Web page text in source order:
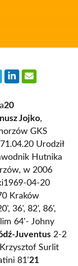
20
Jojko,
GKS
Urodził
Hutnika
w 2006
04-20
Kraków
36', 82', 86',
64'- Johny
Juventus 2-2
Surlit
81'21